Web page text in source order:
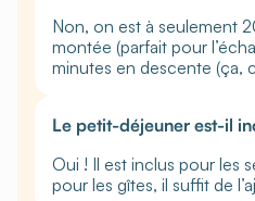
Non, on est à seulement
montée (parfait pour
minutes en descente (ça,
Le petit-déjeuner est-il
Oui ! Il est inclus pour les
pour les gîtes, il suffit de